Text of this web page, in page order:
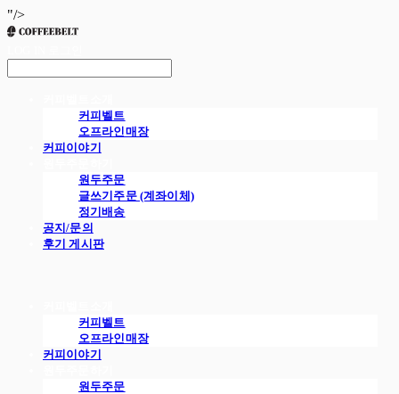
"/>
커피벨트
오프라인매장
커피이야기
원두주문
글쓰기주문 (계좌이체)
정기배송
공지/문의
후기 게시판
커피벨트
오프라인매장
커피이야기
원두주문